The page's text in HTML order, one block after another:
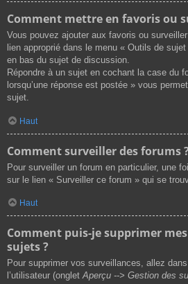
Comment mettre en favoris ou
Vous pouvez ajouter aux favoris ou
lien approprié dans le menu « Outils de
en bas du sujet de discussion.
Répondre à un sujet en cochant la case du
lorsqu’une réponse est postée » vous
sujet.
Haut
Comment surveiller des forums ?
Pour surveiller un forum en particulier, une
sur le lien « Surveiller ce forum » qui se
Haut
Comment puis-je supprimer
sujets ?
Pour supprimer vos surveillances, allez
l’utilisateur (ongletAperçu --> Gestion des